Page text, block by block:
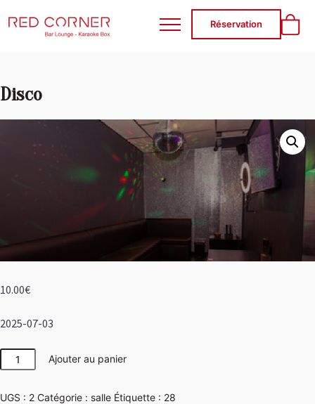
RED CORNER
Réservation
Disco
10.00€
2025-07-03
quantité
de
Ajouter au panier
UGS : 2 Catégorie : salle Étiquette : 28